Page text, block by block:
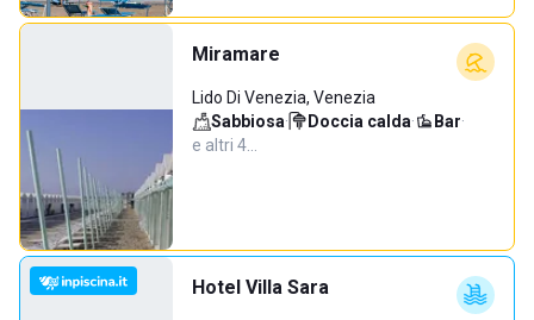
Miramare
Lido Di Venezia, Venezia
Sabbiosa· Doccia calda· Bar·
e altri 4…
Hotel Villa Sara